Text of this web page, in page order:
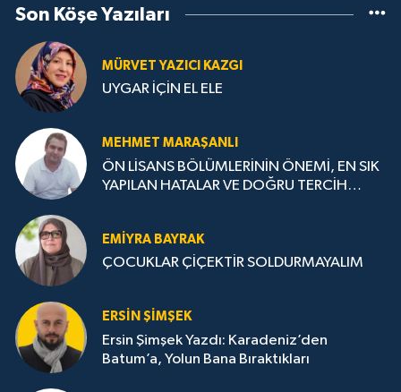
Son Köşe Yazıları
MÜRVET YAZICI KAZGI
UYGAR İÇİN EL ELE
MEHMET MARAŞANLI
ÖN LİSANS BÖLÜMLERİNİN ÖNEMİ, EN SIK
YAPILAN HATALAR VE DOĞRU TERCİH
EMIYRA BAYRAK
ÇOCUKLAR ÇİÇEKTİR SOLDURMAYALIM
ERSIN ŞIMŞEK
Ersin Şimşek Yazdı: Karadeniz’den
Batum’a, Yolun Bana Bıraktıkları